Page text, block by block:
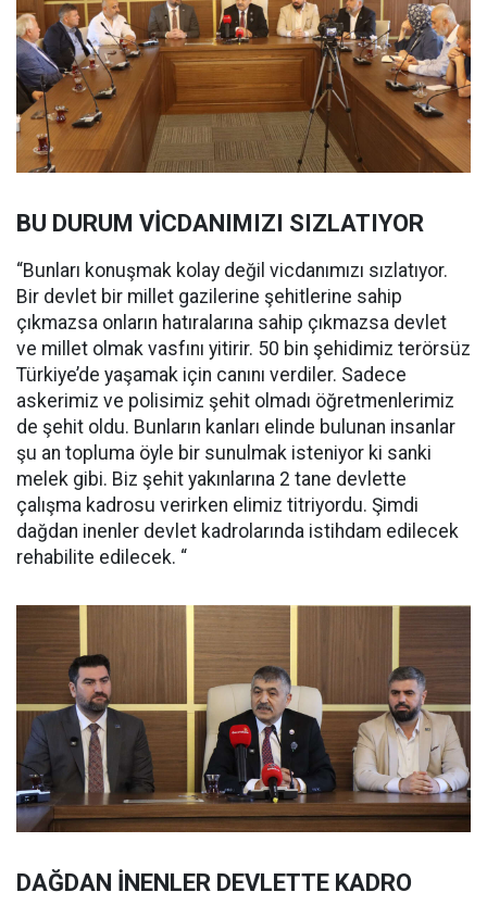
BU DURUM VİCDANIMIZI SIZLATIYOR
“Bunları konuşmak kolay değil vicdanımızı sızlatıyor.
Bir devlet bir millet gazilerine şehitlerine sahip
çıkmazsa onların hatıralarına sahip çıkmazsa devlet
ve millet olmak vasfını yitirir. 50 bin şehidimiz terörsüz
Türkiye’de yaşamak için canını verdiler. Sadece
askerimiz ve polisimiz şehit olmadı öğretmenlerimiz
de şehit oldu. Bunların kanları elinde bulunan insanlar
şu an topluma öyle bir sunulmak isteniyor ki sanki
melek gibi. Biz şehit yakınlarına 2 tane devlette
çalışma kadrosu verirken elimiz titriyordu. Şimdi
dağdan inenler devlet kadrolarında istihdam edilecek
rehabilite edilecek. “
DAĞDAN İNENLER DEVLETTE KADRO